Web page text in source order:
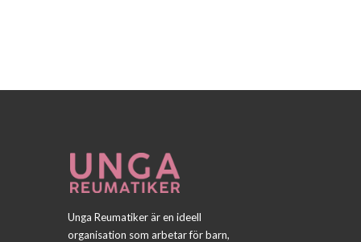
Unga Reumatiker är en ideell
organisation som arbetar för barn,